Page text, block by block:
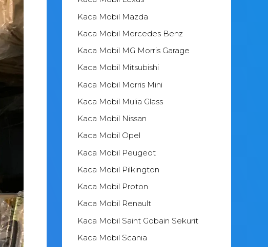
Kaca Mobil Mazda
Kaca Mobil Mercedes Benz
Kaca Mobil MG Morris Garage
Kaca Mobil Mitsubishi
Kaca Mobil Morris Mini
Kaca Mobil Mulia Glass
Kaca Mobil Nissan
Kaca Mobil Opel
Kaca Mobil Peugeot
Kaca Mobil Pilkington
Kaca Mobil Proton
Kaca Mobil Renault
Kaca Mobil Saint Gobain Sekurit
Kaca Mobil Scania